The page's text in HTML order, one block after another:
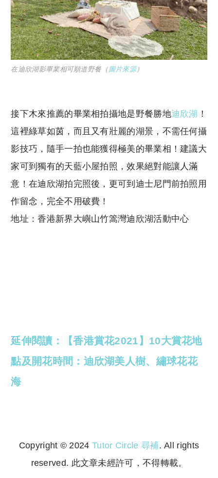
在迪欣湖影畢業相可順道野餐（圖片來源）
接下木來推薦的畢業相拍攝地是野餐勝地迪欣湖 ！
這裡綠草如茵，而且又有壯麗的湖景，不需任何攝
影技巧，隨手一拍也能獲得極美的畢業相！建議大
家可到獨有的天藍小屋拍照，效果絕對能讓人滿
意！在迪欣湖拍完照後，更可到迪士尼門前拍照用
作留念，完全不用破費！
地址：香港新界大嶼山竹篙灣迪欣湖活動中心
延伸閱讀：【香港賞花2021】10大賞花地
點及開花時間：迪欣湖美人樹、繡球花花
海
Copyright © 2024 Tutor Circle 尋補. All rights
reserved. 此文章未經許可，不得轉載。